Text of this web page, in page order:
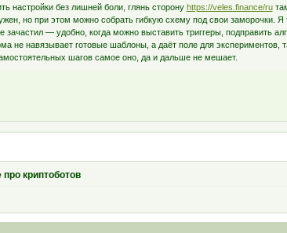
настройки без лишней боли, глянь сторону https://veles.finance/ru
но при этом можно собрать гибкую схему под свои заморочки. Я
зачастил — удобно, когда можно выставить триггеры, подправить
не навязывает готовые шаблоны, а даёт поле для экспериментов,
шагов самое оно, да и дальше не мешает.
криптоботов